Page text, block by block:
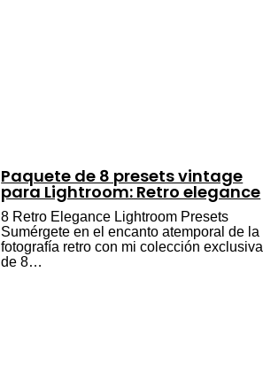
Paquete de 8 presets vintage
para Lightroom: Retro elegance
8 Retro Elegance Lightroom Presets
Sumérgete en el encanto atemporal de la
fotografía retro con mi colección exclusiva
de 8…